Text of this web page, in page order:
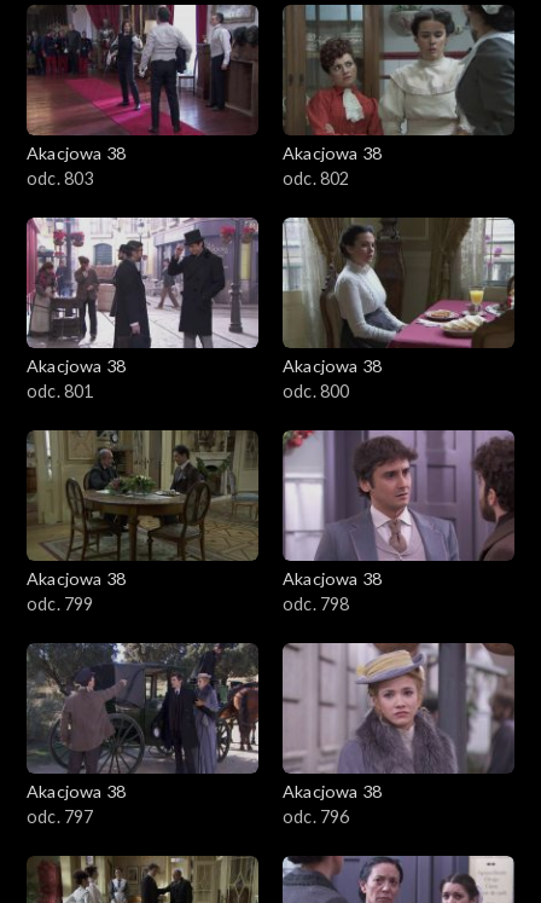
Akacjowa 38
odc. 803
Akacjowa 38
odc. 802
Akacjowa 38
odc. 801
Akacjowa 38
odc. 800
Akacjowa 38
odc. 799
Akacjowa 38
odc. 798
Akacjowa 38
odc. 797
Akacjowa 38
odc. 796